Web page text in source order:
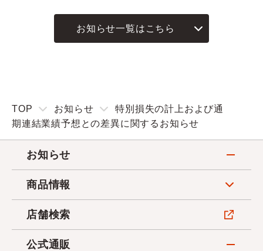
お知らせ一覧はこちら
TOP お知らせ
特別損失の計上および通
期連結業績予想との差異に関するお知らせ
お知らせ
商品情報
店舗検索
公式通販